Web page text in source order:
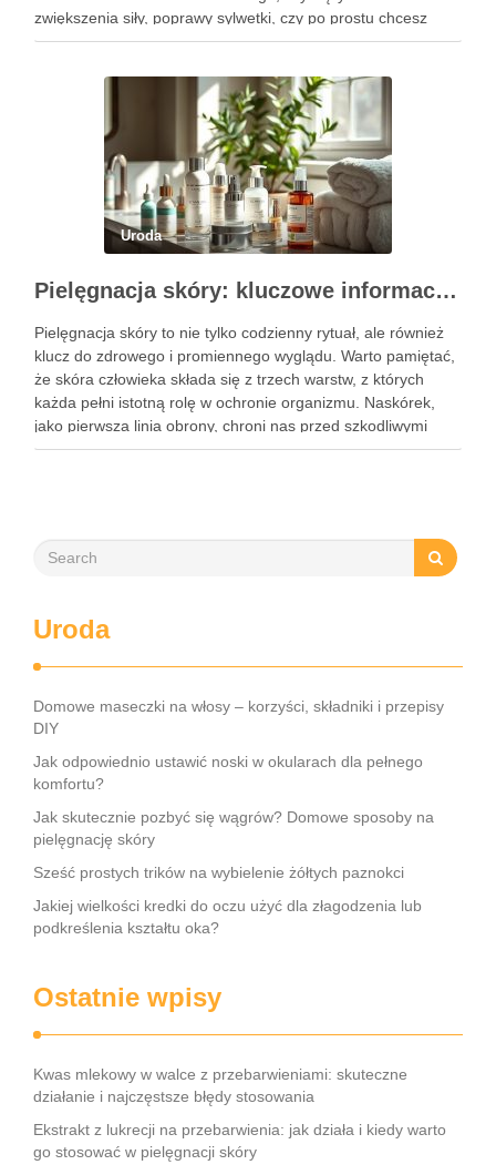
zwiększenia siły, poprawy sylwetki, czy po prostu chcesz
poczuć się lepiej w swoim ciele, odpowiednio dobrane
Uroda
Pielęgnacja skóry: kluczowe informacje i skuteczne metody
Pielęgnacja skóry to nie tylko codzienny rytuał, ale również
klucz do zdrowego i promiennego wyglądu. Warto pamiętać,
że skóra człowieka składa się z trzech warstw, z których
każda pełni istotną rolę w ochronie organizmu. Naskórek,
jako pierwsza linia obrony, chroni nas przed szkodliwymi
czynnikami zewnętrznymi, a nawilżająca skóra właściwa,
Uroda
Domowe maseczki na włosy – korzyści, składniki i przepisy
DIY
Jak odpowiednio ustawić noski w okularach dla pełnego
komfortu?
Jak skutecznie pozbyć się wągrów? Domowe sposoby na
pielęgnację skóry
Sześć prostych trików na wybielenie żółtych paznokci
Jakiej wielkości kredki do oczu użyć dla złagodzenia lub
podkreślenia kształtu oka?
Ostatnie wpisy
Kwas mlekowy w walce z przebarwieniami: skuteczne
działanie i najczęstsze błędy stosowania
Ekstrakt z lukrecji na przebarwienia: jak działa i kiedy warto
go stosować w pielęgnacji skóry